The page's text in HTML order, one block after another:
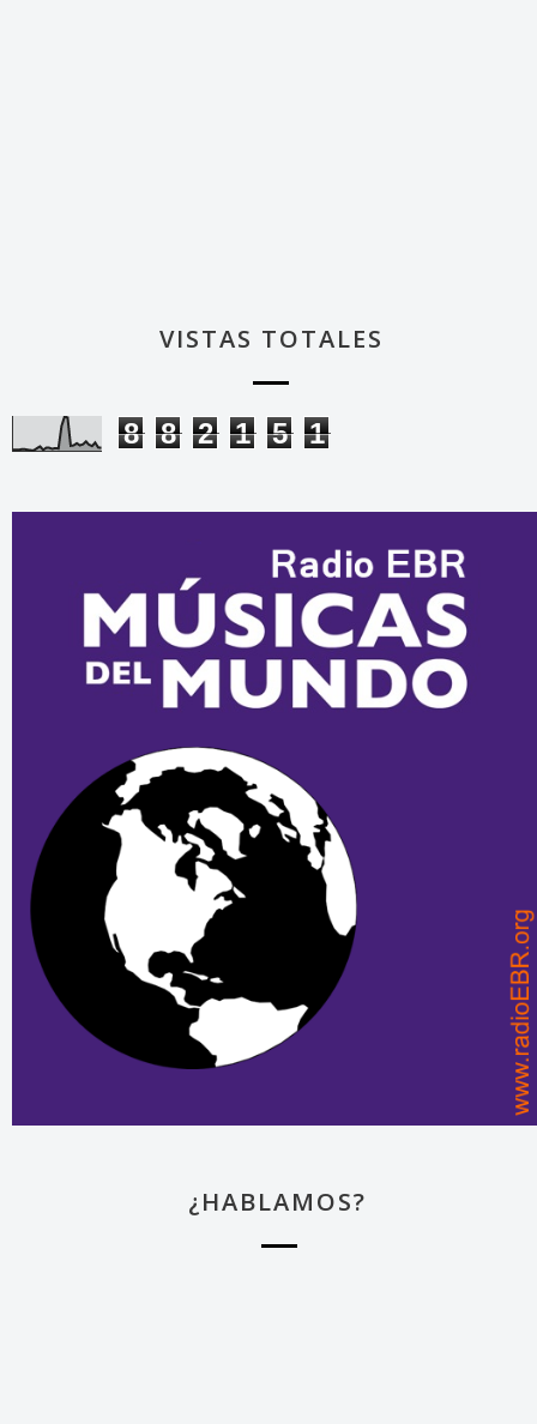
VISTAS TOTALES
8 8 2 1 5 1
¿HABLAMOS?